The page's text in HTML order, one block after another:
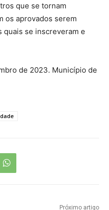
que se tornam
os aprovados serem
quais se inscreveram e
de 2023. Município de
Próximo artigo